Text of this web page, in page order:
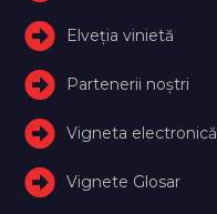
Elveţia vinietă
Partenerii noștri
Vigneta electronică
Vignete Glosar